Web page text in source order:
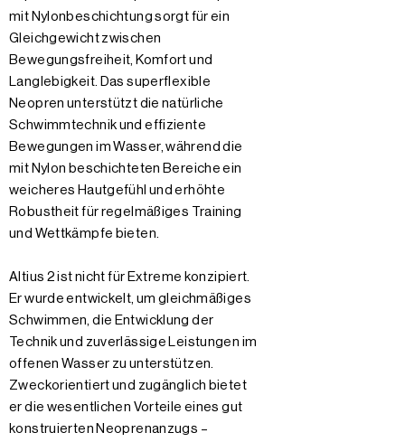
mit Nylonbeschichtung sorgt für ein
Gleichgewicht zwischen
Bewegungsfreiheit, Komfort und
Langlebigkeit. Das superflexible
Neopren unterstützt die natürliche
Schwimmtechnik und effiziente
Bewegungen im Wasser, während die
mit Nylon beschichteten Bereiche ein
weicheres Hautgefühl und erhöhte
Robustheit für regelmäßiges Training
und Wettkämpfe bieten.
Altius 2 ist nicht für Extreme konzipiert.
Er wurde entwickelt, um gleichmäßiges
Schwimmen, die Entwicklung der
Technik und zuverlässige Leistungen im
offenen Wasser zu unterstützen.
Zweckorientiert und zugänglich bietet
er die wesentlichen Vorteile eines gut
konstruierten Neoprenanzugs –